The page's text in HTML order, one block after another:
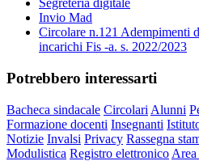
Segreteria digitale
Invio Mad
Circolare n.121 Adempimenti
incarichi Fis -a. s. 2022/2023
Potrebbero interessarti
Bacheca sindacale Circolari Alunni
Formazione docenti Insegnanti
Notizie Invalsi Privacy Rassegna
Modulistica Registro elettronico Area